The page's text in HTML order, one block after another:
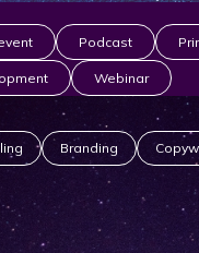
Podcast
Webinar
Branding